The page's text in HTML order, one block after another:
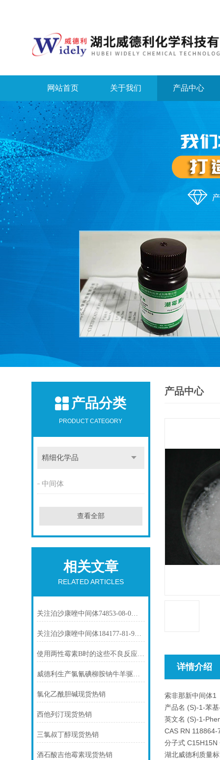
网站首页 关于我们 产品中心
产品分类
PRODUCT CATEGORY
精细化学品
中间体
查看全部
相关文章
RELATED ARTICLES
关注泊沙康唑中间体74853-08-0市场动态
关注泊沙康唑中间体184177-81-9市场动态
使用两性霉素B时的这些不良反应要了解
威德利生产氯氰碘柳胺钠牛羊驱虫-61438-64-0价格
氯化乙酰胆碱现货热销
西他列汀现货热销
三氯叔丁醇现货热销
酒石酸吉他霉素现货热销
产品中心
详情介绍
索非那新中间体1
产品名 (S)-1-苯
英文名 (S)-1-
CAS RN 118864-
分子式
湖北威德利质量